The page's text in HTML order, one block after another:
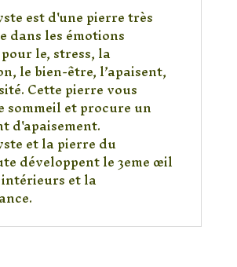
est d'une pierre très
dans les émotions
le, stress, la
le bien-être, l’apaisent,
Cette pierre vous
et procure un
d'apaisement.
et la pierre du
développent le 3eme œil
et la